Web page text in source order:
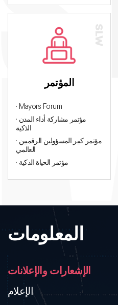
المؤتمر
· Mayors Forum
· مؤتمر مشاركة أداء المدن
الذكية
· مؤتمر كبير المسؤولين الرقميين
العالمي
· مؤتمر الحياة الذكية
المعلومات
الإشعارات والإعلانات
الإعلام